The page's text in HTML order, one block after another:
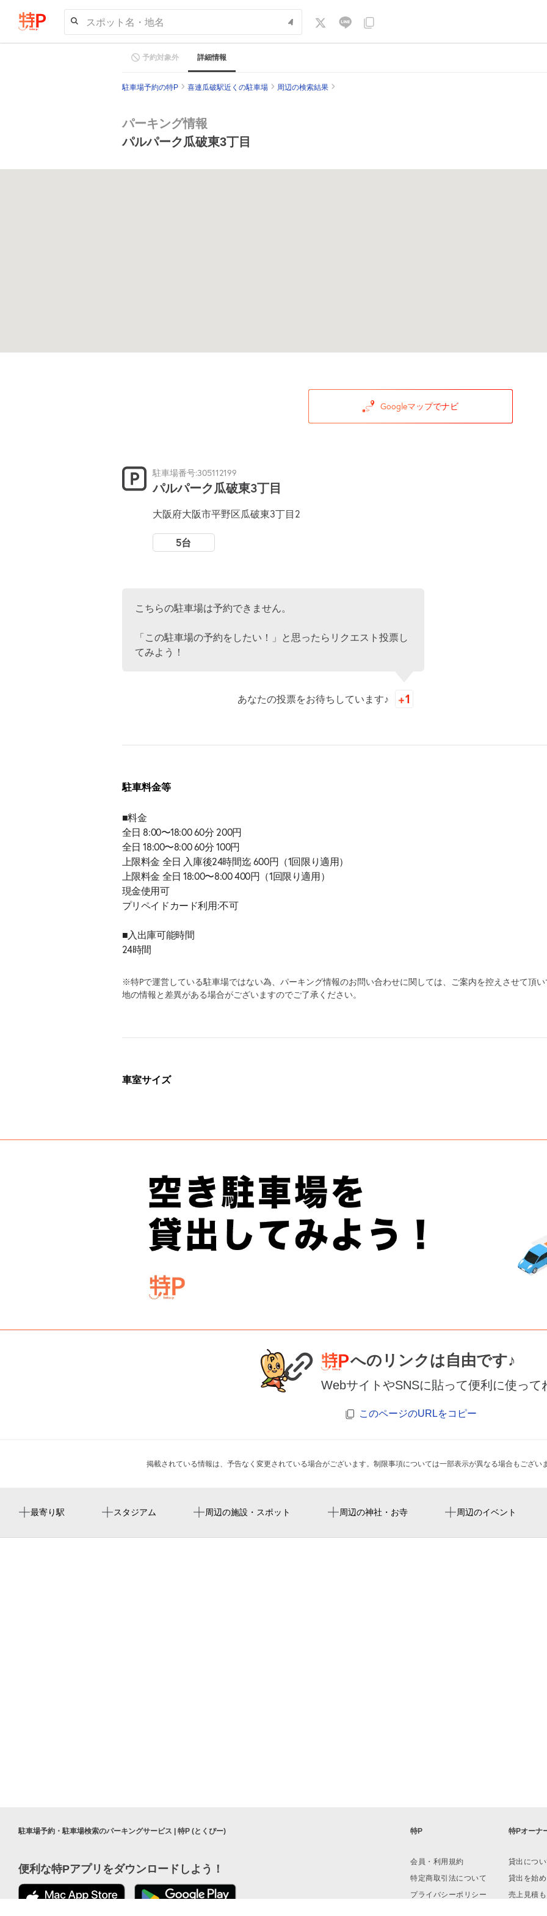
スポット名・地名
予約対象外 詳細情報
駐車場予約の特P 喜連瓜破駅近くの駐車場 周辺の検索結果
パーキング情報
パルパーク瓜破東3丁目
Googleマップでナビ
駐車場番号:305112199
パルパーク瓜破東3丁目
大阪府大阪市平野区瓜破東3丁目2
5台
こちらの駐車場は予約できません。
「この駐車場の予約をしたい！」と思ったらリクエスト投票し
てみよう！
あなたの投票をお待ちしています♪
駐車料金等
■料金
全日 8:00〜18:00 60分 200円
全日 18:00〜8:00 60分 100円
上限料金 全日 入庫後24時間迄 600円（1回限り適用）
上限料金 全日 18:00〜8:00 400円（1回限り適用）
現金使用可
プリペイドカード利用:不可
■入出庫可能時間
24時間
※特Pで運営している駐車場ではない為、パーキング情報のお問い合わせに関しては、ご案内を控えさせて頂
地の情報と差異がある場合がございますのでご了承ください。
車室サイズ
へのリンクは自由です♪
WebサイトやSNSに貼って便利に使って
このページのURLをコピー
掲載されている情報は、予告なく変更されている場合がございます。制限事項については一部表示が異なる場合もござい
最寄り駅 スタジアム 周辺の施設・スポット 周辺の神社・お寺 周辺のイベント
喜連瓜破駅 出戸駅
yanmar stadium nagai
瓜破第一
喜連東老人憩の家
妙圓寺
男女共同参画セミナー『“男らしさ”にとらわれない生き
駐車場予約・駐車場検索のパーキングサービス | 特P (とくぴー)
便利な特Pアプリをダウンロードしよう！
特P
会員・利用規約
特定商取引法について
プライバシーポリシー
特Pオーナ
貸出につい
貸出を始め
売上見積も